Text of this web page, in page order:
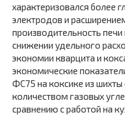
характеризовался более
электродов и
производительность
снижении удельного
эконо­мии кварцита и
экономические
ФС75 на коксике из
количеством газовых
сравнению с работой на